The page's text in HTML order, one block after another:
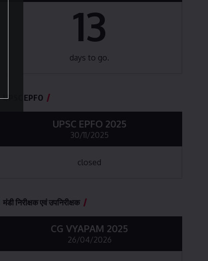
13
days to go.
UPSC EPFO
UPSC EPFO 2025
30/11/2025
closed
मंडी निरीक्षक एवं उपनिरीक्षक
CG VYAPAM 2025
26/04/2026